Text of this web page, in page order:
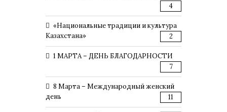
4
«Национальные традиции и культура
Казахстана»
2
1 МАРТА – ДЕНЬ БЛАГОДАРНОСТИ
7
8 Марта – Международный женский
день
11